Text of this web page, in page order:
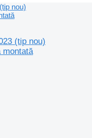
(tip nou)
montată